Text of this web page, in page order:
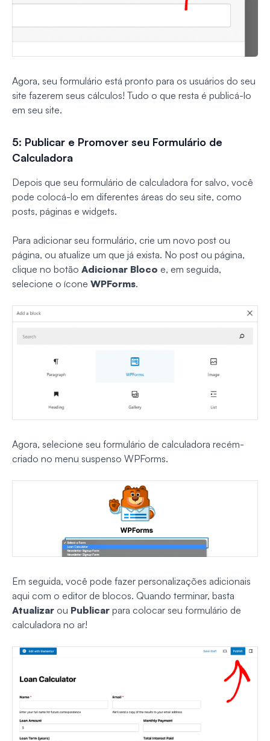
Agora, seu formulário está pronto para os usuários do seu
site fazerem seus cálculos! Tudo o que resta é publicá-lo
em seu site.
5: Publicar e Promover seu Formulário de
Calculadora
Depois que seu formulário de calculadora for salvo, você
pode colocá-lo em diferentes áreas do seu site, como
posts, páginas e widgets.
Para adicionar seu formulário, crie um novo post ou
página, ou atualize um que já exista. No post ou página,
clique no botão Adicionar Bloco e, em seguida,
selecione o ícone WPForms.
Agora, selecione seu formulário de calculadora recém-
criado no menu suspenso WPForms.
Em seguida, você pode fazer personalizações adicionais
aqui com o editor de blocos. Quando terminar, basta
Atualizar ou Publicar para colocar seu formulário de
calculadora no ar!